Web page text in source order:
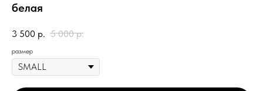
белая
3 500 р. 5 000 р.
размер